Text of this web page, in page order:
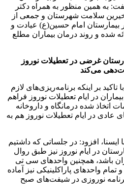
به همین منظور به همراه دکتر
سلامت شهرستان و جمعی از
بیمارستان امام حسین(ع) عیادت و
شده و روند درمان بیماران مطلع
غرضی در تعطیلات نوروز
می‌کند
بر اینکه برنامه‌ریزی‌های لازم
در ایام تعطیلات نوروز فراهم
شده درمانگاه و داروخانه
در ایام تعطیلات نوروز هم به
افزود: در جلساتی که داشتیم
در ایام نوروز نیز طبق روال
باشد، همچنین واحدهای سی تی
تمام واحدهای پاراکلینیکی نیز آماده
نوروزی در شیفت‌های صبح